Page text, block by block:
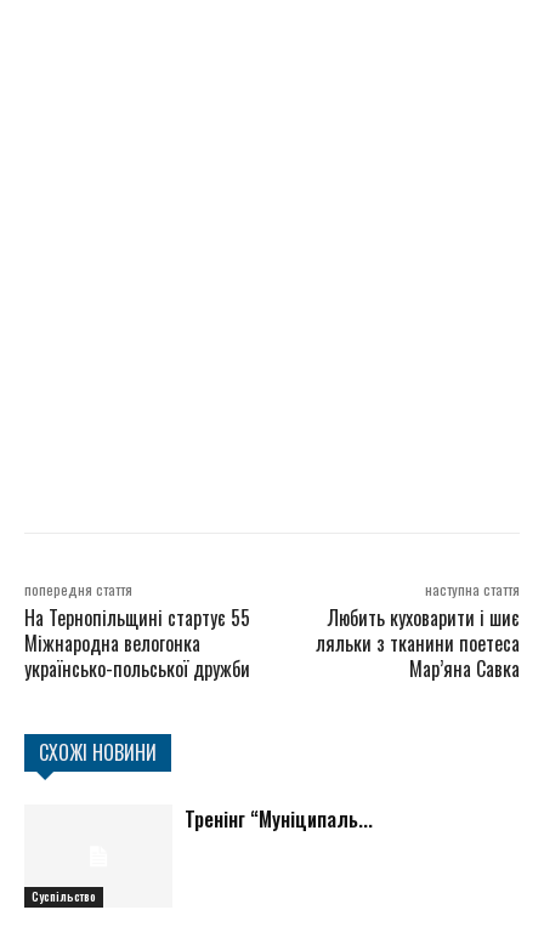
попередня стаття
На Тернопільщині стартує 55
Міжнародна велогонка
українсько-польської дружби
наступна стаття
Любить куховарити і шиє
ляльки з тканини поетеса
Мар’яна Савка
СХОЖІ НОВИНИ
Суспільство
Тренінг “Муніципаль...